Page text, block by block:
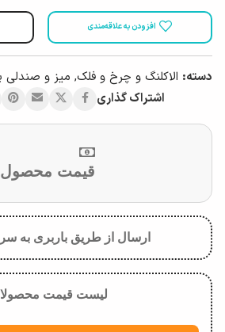
افزودن به علاقه‌مندی
دسته: الاکلنگ و چرخ و فلک, میز و صندلی
اشتراک گذاری
قیمت محصول
ارسال از طریق باربری به
لیست قیمت